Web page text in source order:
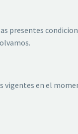
presentes
vigentes en el